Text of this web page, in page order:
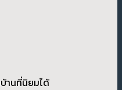
านที่นิยมได้